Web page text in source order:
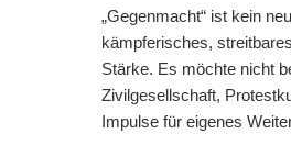
„Gegenmacht“ ist kein
kämpferisches,
Stärke. Es möchte nicht
Zivilgesellschaft,
Impulse für eigenes